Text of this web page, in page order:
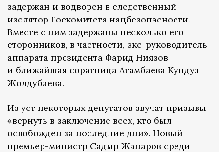
задержан и водворен в следственный
изолятор Госкомитета нацбезопасности.
Вместе с ним задержаны несколько его
сторонников, в частности, экс-руководитель
аппарата президента Фарид Ниязов
и ближайшая соратница Атамбаева Кундуз
Жолдубаева.
Из уст некоторых депутатов звучат призывы
«вернуть в заключение всех, кто был
освобожден за последние дни». Новый
премьер-министр Садыр Жапаров среди